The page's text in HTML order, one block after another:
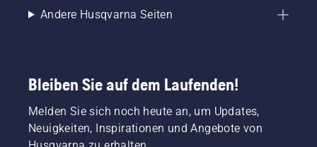
Andere Husqvarna Seiten
Bleiben Sie auf dem Laufenden!
Melden Sie sich noch heute an, um Updates,
Neuigkeiten, Inspirationen und Angebote von